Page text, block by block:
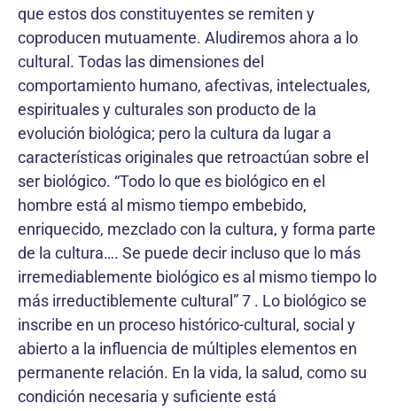
que estos dos constituyentes se remiten y
coproducen mutuamente. Aludiremos ahora a lo
cultural. Todas las dimensiones del
comportamiento humano, afectivas, intelectuales,
espirituales y culturales son producto de la
evolución biológica; pero la cultura da lugar a
características originales que retroactúan sobre el
ser biológico. “Todo lo que es biológico en el
hombre está al mismo tiempo embebido,
enriquecido, mezclado con la cultura, y forma parte
de la cultura…. Se puede decir incluso que lo más
irremediablemente biológico es al mismo tiempo lo
más irreductiblemente cultural” 7 . Lo biológico se
inscribe en un proceso histórico-cultural, social y
abierto a la influencia de múltiples elementos en
permanente relación. En la vida, la salud, como su
condición necesaria y suficiente está